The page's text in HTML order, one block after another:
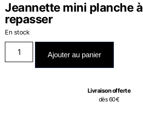
Jeannette mini planche à
repasser
En stock
Ajouter au panier
Livraison offerte
dès 60€